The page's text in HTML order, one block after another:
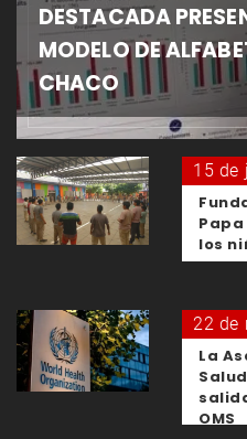
DESTACADA
MODELO DE
CHACO
15 de
los
22 de
La
OMS